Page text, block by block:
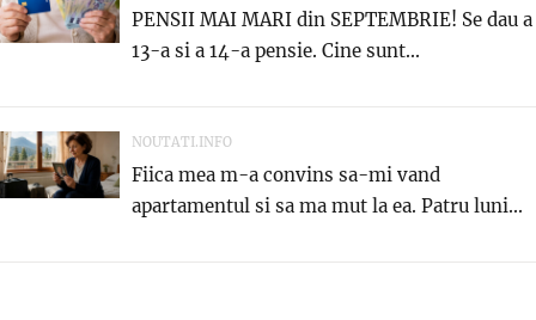
PENSII MAI MARI din SEPTEMBRIE! Se dau a
13-a si a 14-a pensie. Cine sunt...
NOUTATI.INFO
Fiica mea m-a convins sa-mi vand
apartamentul si sa ma mut la ea. Patru luni...